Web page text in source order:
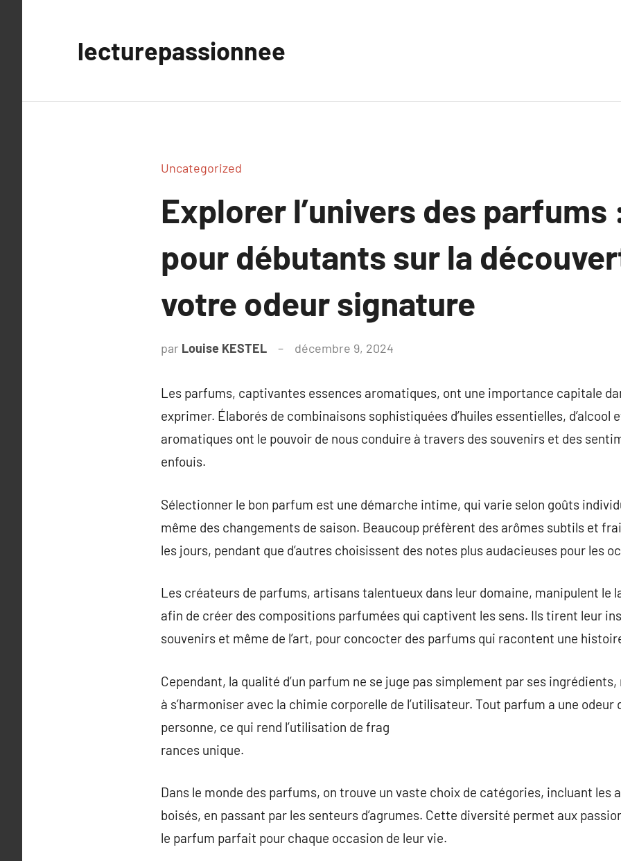
lecturepassionnee
Uncategorized
Explorer l’univers des parfums
pour débutants sur la
votre odeur signature
par Louise KESTEL décembre 9, 2024
Les parfums, captivantes essences aromatiques, ont une importance capitale
exprimer. Élaborés de combinaisons sophistiquées d’huiles essentielles, d’alcool
aromatiques ont le pouvoir de nous conduire à travers des souvenirs et des
enfouis.
Sélectionner le bon parfum est une démarche intime, qui varie selon goûts
même des changements de saison. Beaucoup préfèrent des arômes subtils et
les jours, pendant que d’autres choisissent des notes plus audacieuses pour les
Les créateurs de parfums, artisans talentueux dans leur domaine, manipulent le
afin de créer des compositions parfumées qui captivent les sens. Ils tirent leur
souvenirs et même de l’art, pour concocter des parfums qui racontent une
Cependant, la qualité d’un parfum ne se juge pas simplement par ses
à s’harmoniser avec la chimie corporelle de l’utilisateur. Tout parfum a une
personne, ce qui rend l’utilisation de frag
rances unique.
Dans le monde des parfums, on trouve un vaste choix de catégories, incluant les
boisés, en passant par les senteurs d’agrumes. Cette diversité permet aux
le parfum parfait pour chaque occasion de leur vie.